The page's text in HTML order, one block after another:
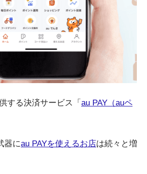
する決済サービス「 au PAY（auペ
器にau PAYを使えるお店は続々と増